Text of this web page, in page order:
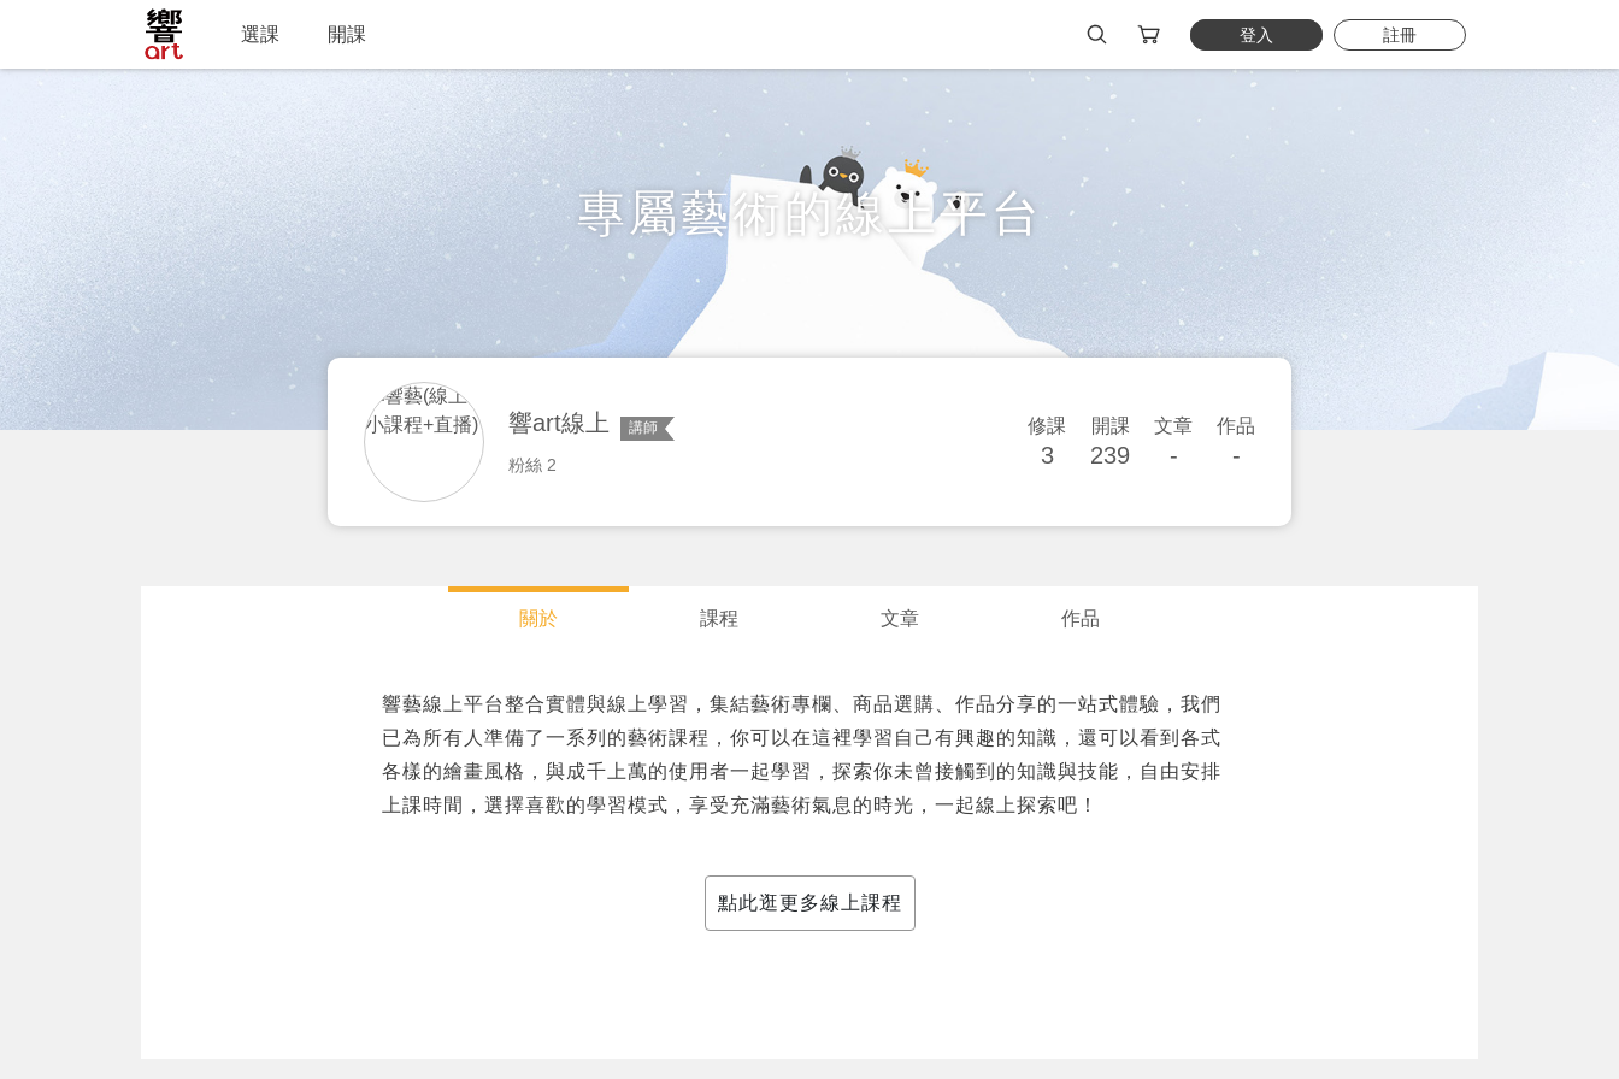
選課 開課 登入 註冊
您將收到一封Email，請依照信件中的指示重新登入。
系統偵測到您的帳號重複登入，
點擊下方「確定」將前一位使用者強制登出。
取消
專屬藝術的線上平台
響art線上 講師
粉絲 2
修課
3
開課
239
文章
-
作品
-
關於 課程 文章 作品
響藝線上平台整合實體與線上學習，集結藝術專欄、商品選購、作品分享的一站式體驗，我們
已為所有人準備了一系列的藝術課程，你可以在這裡學習自己有興趣的知識，還可以看到各式
各樣的繪畫風格，與成千上萬的使用者一起學習，探索你未曾接觸到的知識與技能，自由安排
上課時間，選擇喜歡的學習模式，享受充滿藝術氣息的時光，一起線上探索吧！
點此逛更多線上課程